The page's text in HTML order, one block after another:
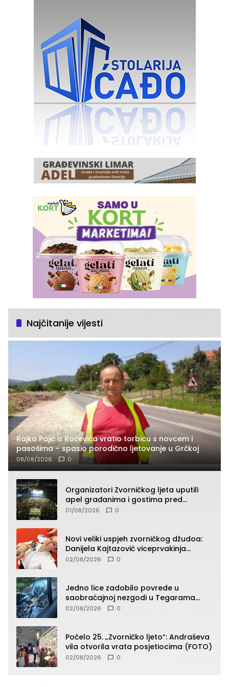
Najčitanije vijesti
Rajko Pajić iz Roćevića vratio torbicu s novcem i
pasošima – spasio porodično ljetovanje u Grčkoj
08/08/2026 0
Organizatori Zvorničkog ljeta uputili
apel građanima i gostima pred
početak koncertnog programa
01/08/2026 0
Novi veliki uspjeh zvorničkog džudoa:
Danijela Kajtazović viceprvakinja
Balkana u seniorskoj konkurenciji
02/08/2026 0
Jedno lice zadobilo povrede u
saobraćajnoj nezgodi u Tegarama
(FOTO)
02/08/2026 0
Počelo 25. „Zvorničko ljeto“: Andraševa
vila otvorila vrata posjetiocima (FOTO)
02/08/2026 0